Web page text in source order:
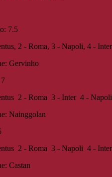
7.5
2 - Roma, 3 - Napoli, 4 - Inter
Gervinho
2 - Roma 3 - Inter 4 - Napoli
Nainggolan
2 - Roma 3 - Napoli 4 - Inter
Castan